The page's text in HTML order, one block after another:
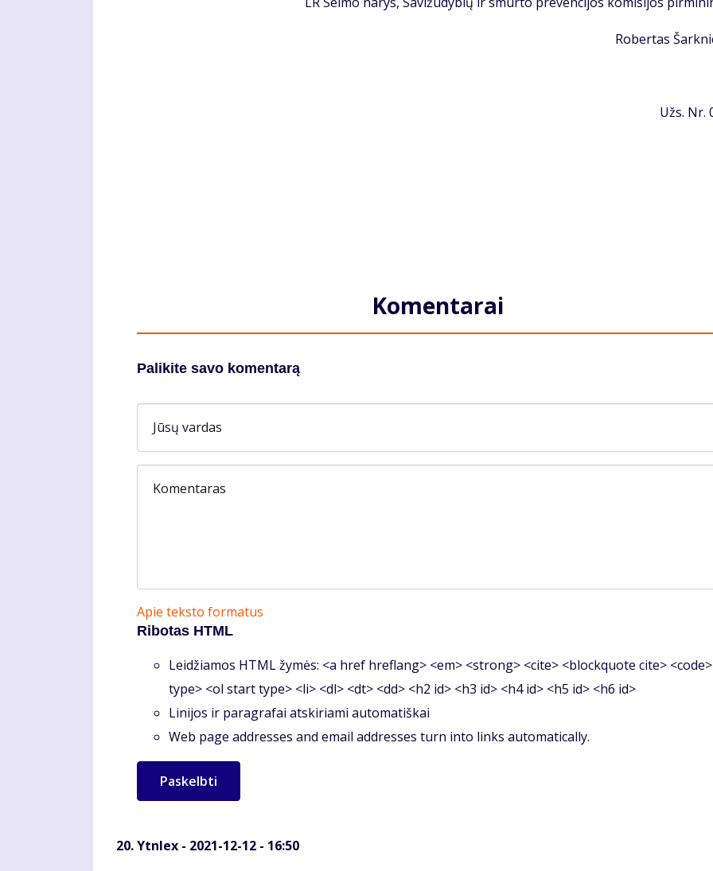
Ro­ber­tas
Užs. Nr.
Komentarai
Palikite savo komentarą
Jūsų vardas
Komentaras
Apie teksto formatus
Ribotas HTML
Leidžiamos HTML žymės: <a href hreflang> <em> <strong> <cite> <blockquote cite>
type> <ol start type> <li> <dl> <dt> <dd> <h2 id> <h3 id> <h4 id> <h5 id> <h6 id>
Linijos ir paragrafai atskiriami automatiškai
Web page addresses and email addresses turn into links automatically.
Ytnlex - 2021-12-12 - 16:50